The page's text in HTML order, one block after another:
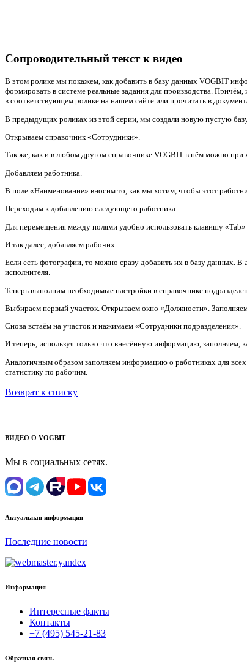
Сопроводительный текст к видео
В этом ролике мы покажем, как добавить в базу данных VOGBIT
формировать в системе реальные задания для производства.
в соответствующем ролике на нашем сайте или прочитать в
В предыдущих роликах из этой серии, мы создали новую пустую
Открываем справочник «Сотрудники».
Так же, как и в любом другом справочнике VOGBIT в нём можно при
Добавляем работника.
В поле «Наименование» вносим то, как мы хотим, чтобы этот
Переходим к добавлению следующего работника.
Для перемещения между полями удобно использовать клавишу «Tab»
И так далее, добавляем рабочих…
Если есть фотографии, то можно сразу добавить их в базу данных.
исполнителя.
Теперь выполним необходимые настройки в справочнике
Выбираем первый участок. Открываем окно «Должности».
Снова встаём на участок и нажимаем «Сотрудники подразделения».
И теперь, используя только что внесённую информацию, заполняем,
Аналогичным образом заполняем информацию о работниках для
статистику по рабочим.
Возврат к списку
ВИДЕО О VOGBIT
Мы в социальных сетях.
Актуальная информация
Последние новости
Информация
Интересные факты
Контакты
+7 (495) 545-21-83
Обратная связь